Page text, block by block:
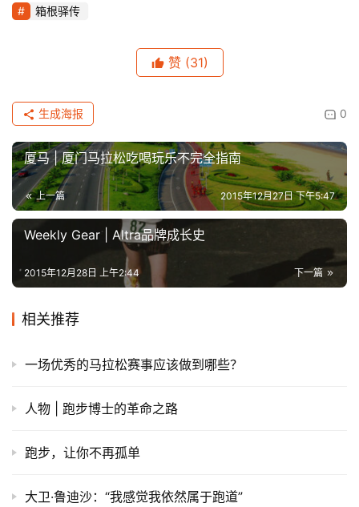
箱根驿传
赞 (31)
0
生成海报
厦马 | 厦门马拉松吃喝玩乐不完全指南
上一篇 2015年12月27日 下午5:47
Weekly Gear | Altra品牌成长史
下一篇
2015年12月28日 上午2:44
相关推荐
一场优秀的马拉松赛事应该做到哪些？
人物 | 跑步博士的革命之路
跑步，让你不再孤单
大卫·鲁迪沙：“我感觉我依然属于跑道”